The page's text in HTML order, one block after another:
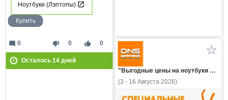
Ноутбуки (Лэптопы)
Купить
thumb_down 0 thumb_up 0
mode_comment 0
Осталось 14дней
"Выгодные цены на ноутбуки Acer!"
(3 - 16 Августа 2026)